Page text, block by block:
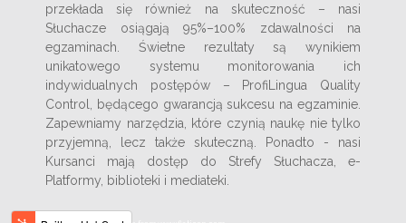
przekłada się również na skuteczność – nasi
Słuchacze osiągają 95%–100% zdawalności na
egzaminach. Świetne rezultaty są wynikiem
unikatowego systemu monitorowania ich
indywidualnych postępów – ProfiLingua Quality
Control, będącego gwarancją sukcesu na egzaminie.
Zapewniamy narzędzia, które czynią naukę nie tylko
przyjemną, lecz także skuteczną. Ponadto - nasi
Kursanci mają dostęp do Strefy Słuchacza, e-
Platformy, biblioteki i mediateki.